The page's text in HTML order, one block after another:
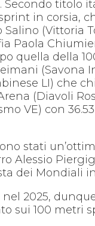
Secondo titolo
in corsia,
Salino
Paola
quella della
(Savona
LI) che
(Diavoli
VE) con
stati
Alessio
dei Mondiali
2025,
sui 100 metri